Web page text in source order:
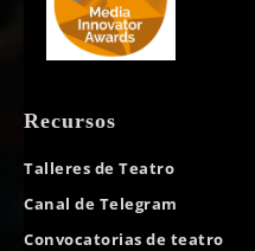
Recursos
Talleres de Teatro
Canal de Telegram
Convocatorias de teatro